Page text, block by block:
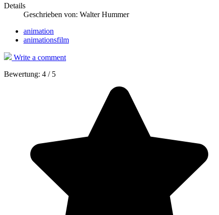
Details
Geschrieben von: Walter Hummer
animation
animationsfilm
Write a comment
Bewertung: 4 / 5